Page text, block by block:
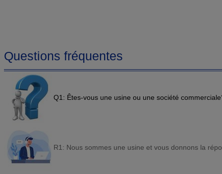
Questions fréquentes
Q1: Êtes-vous une usine ou une société
R1: Nous sommes une usine et vous donnons la